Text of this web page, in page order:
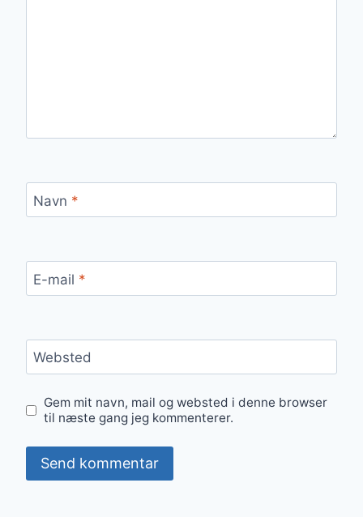
Navn *
E-mail *
Websted
Gem mit navn, mail og websted i denne browser
til næste gang jeg kommenterer.